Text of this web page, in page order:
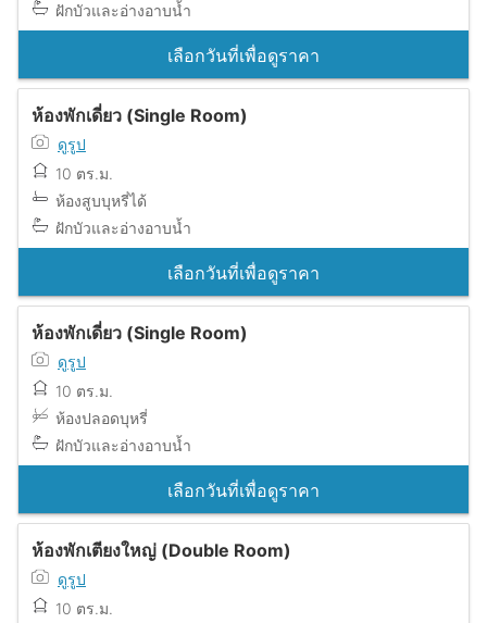
ฝักบัวและอ่างอาบน้ำ
เลือกวันที่เพื่อดูราคา
ห้องพักเดี่ยว (Single Room)
ดูรูป
10 ตร.ม.
ห้องสูบบุหรี่ได้
ฝักบัวและอ่างอาบน้ำ
เลือกวันที่เพื่อดูราคา
ห้องพักเดี่ยว (Single Room)
ดูรูป
10 ตร.ม.
ห้องปลอดบุหรี่
ฝักบัวและอ่างอาบน้ำ
เลือกวันที่เพื่อดูราคา
ห้องพักเตียงใหญ่ (Double Room)
ดูรูป
10 ตร.ม.